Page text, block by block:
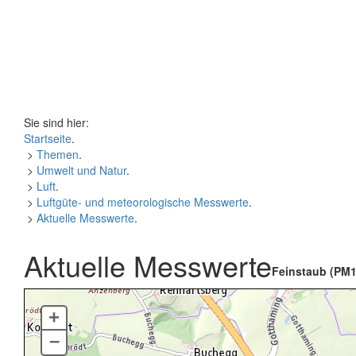
Sie sind hier:
Startseite.
> Themen.
> Umwelt und Natur.
> Luft.
> Luftgüte- und meteorologische Messwerte.
> Aktuelle Messwerte.
Aktuelle MesswerteFeinstaub
+
–